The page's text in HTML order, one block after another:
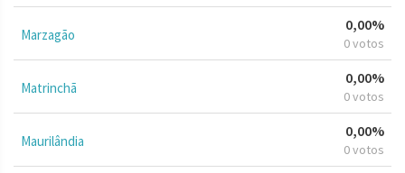
Marzagão
0,00%
0 votos
Matrinchã
0,00%
0 votos
Maurilândia
0,00%
0 votos